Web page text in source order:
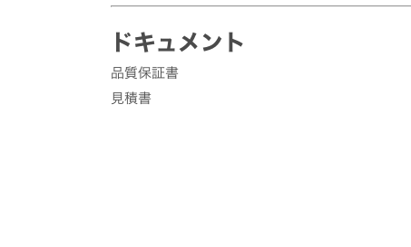
ドキュメント
品質保証書
見積書